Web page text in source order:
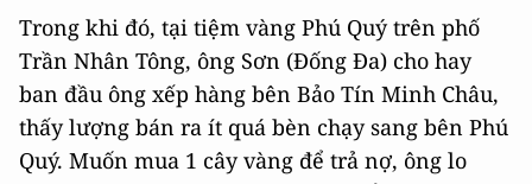
Trong khi đó, tại tiệm vàng Phú Quý trên phố
Trần Nhân Tông, ông Sơn (Đống Đa) cho hay
ban đầu ông xếp hàng bên Bảo Tín Minh Châu,
thấy lượng bán ra ít quá bèn chạy sang bên Phú
Quý. Muốn mua 1 cây vàng để trả nợ, ông lo